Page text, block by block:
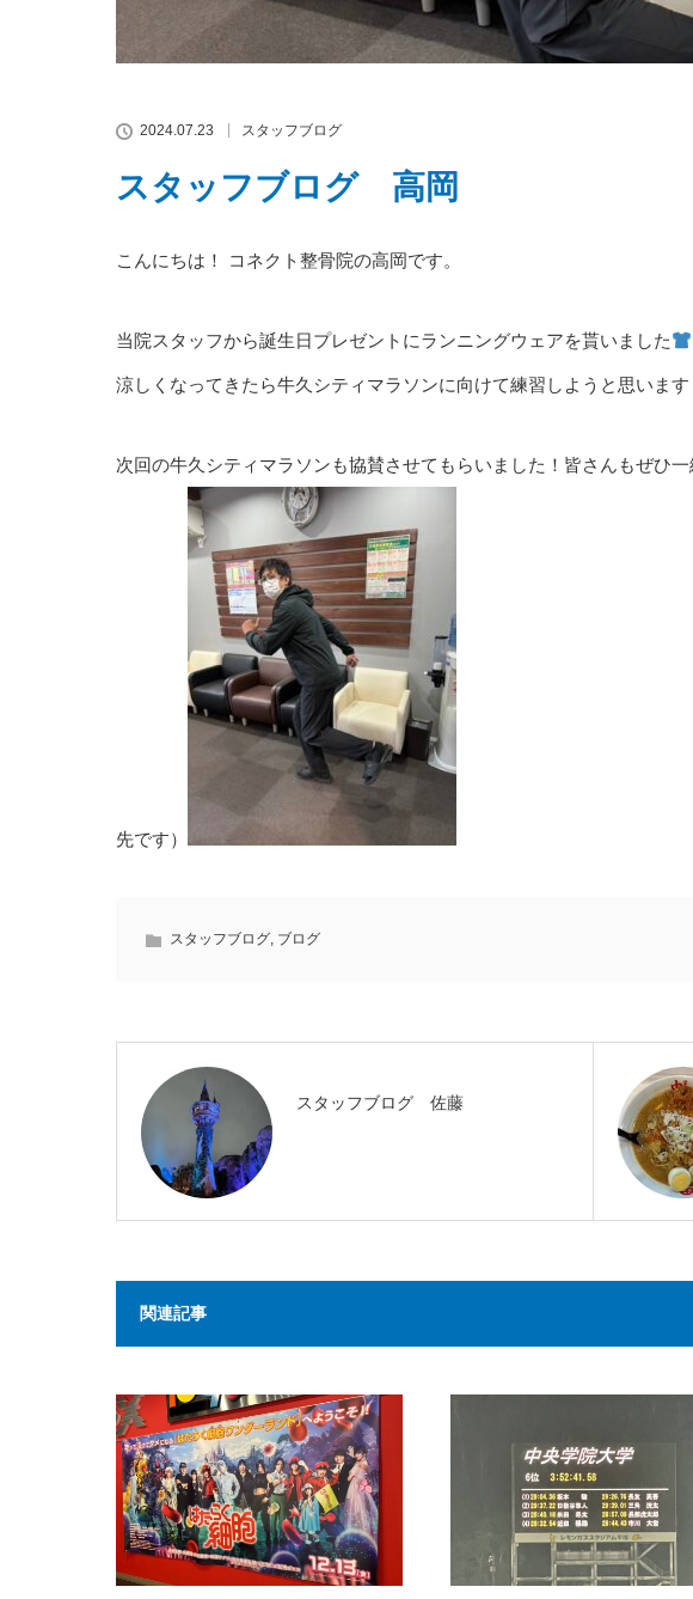
2024.07.23 スタッフブログ
スタッフブログ 高岡
こんにちは！ コネクト整骨院の高岡です。
当院スタッフから誕生日プレゼントにランニングウェアを貰いました
涼しくなってきたら牛久シティマラソンに向けて練習しようと思います
次回の牛久シティマラソンも協賛させてもらいました！皆さんもぜひ
先です）
スタッフブログ, ブログ
スタッフブログ 佐藤
関連記事